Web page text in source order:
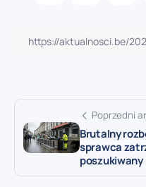
Poprzedni
Brutalny
sprawca
poszukiwany